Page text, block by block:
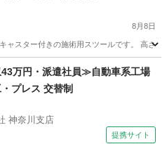
8月8日
ャスター付きの施術用スツールです。 高さ
ネイルサロン
万円・派遣社員≫自動車系工場
プレス 交替制
神奈川支店
提携サイト